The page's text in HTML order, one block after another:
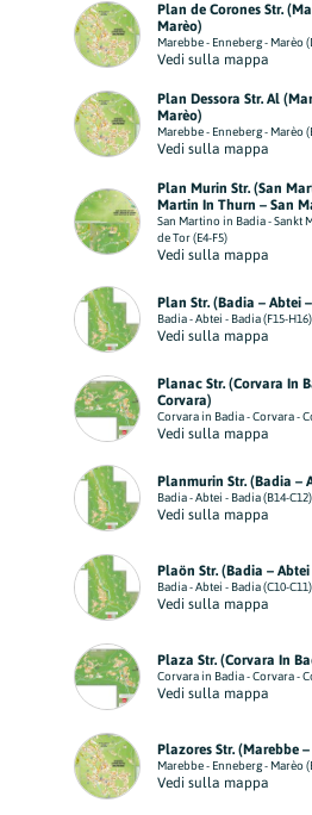
Plan de Corones Str.
Marèo)
Marebbe - Enneberg - Marèo
Vedi sulla mappa
Plan Dessora Str. Al
Marèo)
Marebbe - Enneberg - Marèo
Vedi sulla mappa
Plan Murin Str. (San
Martin In Thurn – San
San Martino in Badia - Sankt
de Tor (E4-F5)
Vedi sulla mappa
Plan Str. (Badia – Abtei
Badia - Abtei - Badia (F15-H16)
Vedi sulla mappa
Planac Str. (Corvara In
Corvara)
Corvara in Badia - Corvara -
Vedi sulla mappa
Planmurin Str. (Badia –
Badia - Abtei - Badia (B14-C12)
Vedi sulla mappa
Plaön Str. (Badia –
Badia - Abtei - Badia (C10-C11)
Vedi sulla mappa
Plaza Str. (Corvara In
Corvara in Badia - Corvara -
Vedi sulla mappa
Plazores Str. (Marebbe
Marebbe - Enneberg - Marèo
Vedi sulla mappa